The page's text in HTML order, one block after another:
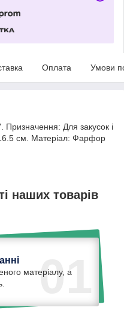
Оплата Умови
Для закусок і
см. Матеріал: Фарфор
наших товарів
01
матеріалу, а